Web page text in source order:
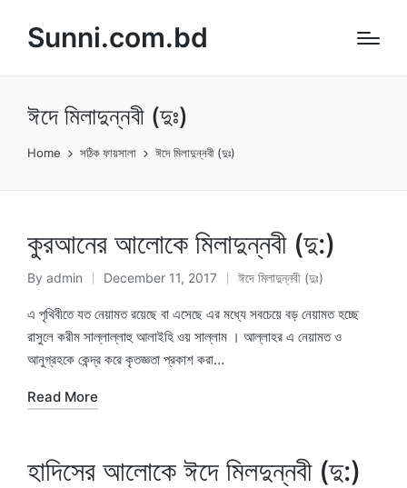
Sunni.com.bd
ঈদে মিলাদুন্নবী (দুঃ)
Home সঠিক ফায়সালা ঈদে মিলাদুন্নবী (দুঃ)
কুরআনের আলোকে মিলাদুন্নবী (দু:)
Posted
by
By admin December 11, 2017
Posted
in
ঈদে মিলাদুন্নবী (দুঃ)
এ পৃথিবীতে যত নেয়ামত রয়েছে বা এসেছে এর মধ্যে সবচেয়ে বড় নেয়ামত হচ্ছে
রাসুলে করীম সাল্লাল্লাহু আলাইহি ওয় সাল্লাম । আল্লাহর এ নেয়ামত ও
আনুগ্রহকে কেন্দ্র করে কৃতজ্ঞতা প্রকাশ করা…
Read More
হাদিসের আলোকে ঈদে মিলদুন্নবী (দু:)